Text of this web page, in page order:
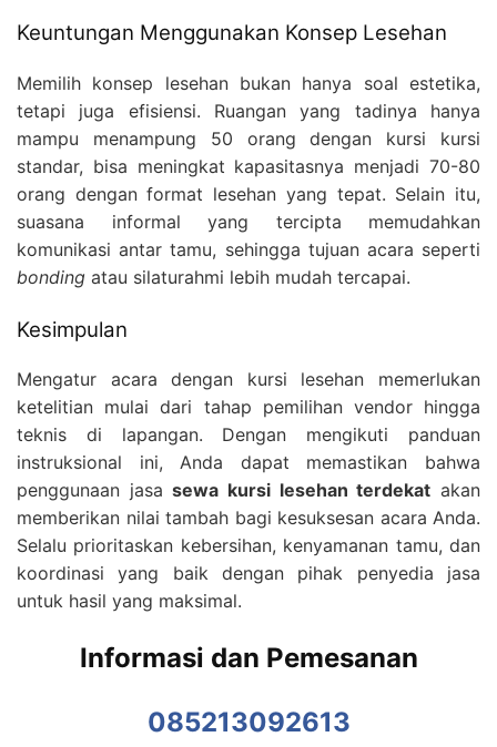
Keuntungan Menggunakan Konsep Lesehan
Memilih konsep lesehan bukan hanya soal estetika,
tetapi juga efisiensi. Ruangan yang tadinya hanya
mampu menampung 50 orang dengan kursi kursi
standar, bisa meningkat kapasitasnya menjadi 70-80
orang dengan format lesehan yang tepat. Selain itu,
suasana informal yang tercipta memudahkan
komunikasi antar tamu, sehingga tujuan acara seperti
bonding atau silaturahmi lebih mudah tercapai.
Kesimpulan
Mengatur acara dengan kursi lesehan memerlukan
ketelitian mulai dari tahap pemilihan vendor hingga
teknis di lapangan. Dengan mengikuti panduan
instruksional ini, Anda dapat memastikan bahwa
penggunaan jasasewa kursi lesehan terdekat akan
memberikan nilai tambah bagi kesuksesan acara Anda.
Selalu prioritaskan kebersihan, kenyamanan tamu, dan
koordinasi yang baik dengan pihak penyedia jasa
untuk hasil yang maksimal.
Informasi dan Pemesanan
085213092613